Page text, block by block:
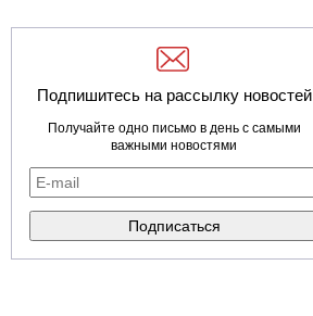
Подпишитесь на рассылку новостей
Получайте одно письмо в день с самыми
важными новостями